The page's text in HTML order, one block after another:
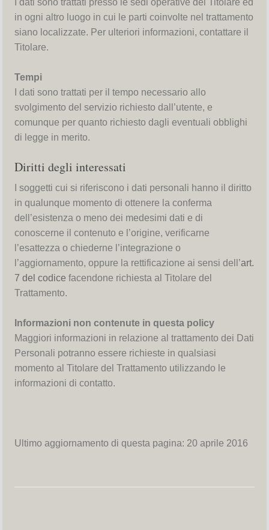
I dati sono trattati presso le sedi operative del Titolare ed
in ogni altro luogo in cui le parti coinvolte nel trattamento
siano localizzate. Per ulteriori informazioni, contattare il
Titolare.
Tempi
I dati sono trattati per il tempo necessario allo
svolgimento del servizio richiesto dall’utente, e
comunque per quanto richiesto dagli eventuali obblighi
di legge in merito.
Diritti degli interessati
I soggetti cui si riferiscono i dati personali hanno il diritto
in qualunque momento di ottenere la conferma
dell’esistenza o meno dei medesimi dati e di
conoscerne il contenuto e l’origine, verificarne
l’esattezza o chiederne l’integrazione o
l’aggiornamento, oppure la rettificazione ai sensi dell’art.
7 del codice facendone richiesta al Titolare del
Trattamento.
Informazioni non contenute in questa policy
Maggiori informazioni in relazione al trattamento dei Dati
Personali potranno essere richieste in qualsiasi
momento al Titolare del Trattamento utilizzando le
informazioni di contatto.
Ultimo aggiornamento di questa pagina: 20 aprile 2016